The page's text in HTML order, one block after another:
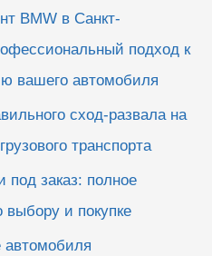
BMW в Санкт-
подход к
вашего автомобиля
сход-развала на
транспорта
под заказ: полное
выбору и покупке